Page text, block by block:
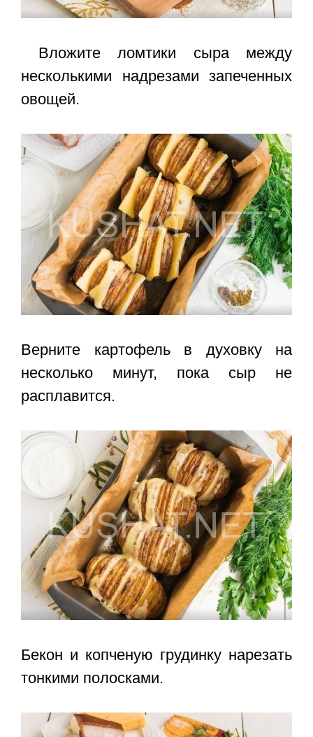
Вложите ломтики сыра между
несколькими надрезами запеченных
овощей.
Верните картофель в духовку на
несколько минут, пока сыр не
расплавится.
Бекон и копченую грудинку нарезать
тонкими полосками.